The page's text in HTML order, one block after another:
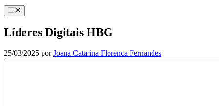
Menu
Líderes Digitais HBG
25/03/2025 porJoana Catarina Florenca Fernandes